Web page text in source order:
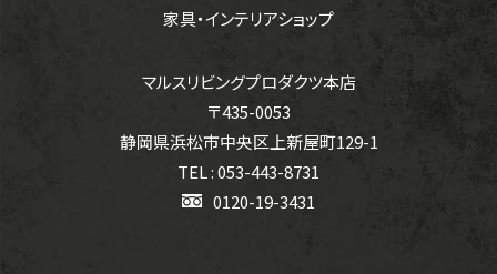
家具・インテリアショップ
マルスリビングプロダクツ本店
〒435-0053
静岡県浜松市中央区上新屋町129-1
TEL : 053-443-8731
0120-19-3431